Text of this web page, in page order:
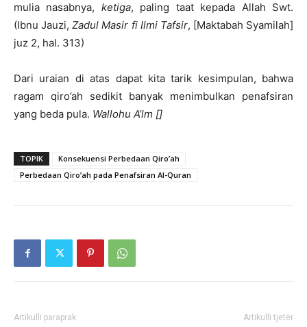
mulia nasabnya, ketiga, paling taat kepada Allah Swt.
(Ibnu Jauzi,Zadul Masir fi Ilmi Tafsir, [Maktabah Syamilah]
juz 2, hal. 313)
Dari uraian di atas dapat kita tarik kesimpulan, bahwa
ragam qiro’ah sedikit banyak menimbulkan penafsiran
yang beda pula. Wallohu A’lm []
TOPIK
Konsekuensi Perbedaan Qiro’ah
Perbedaan Qiro’ah pada Penafsiran Al-Quran
Artikulli paraprak Artikulli tjetër